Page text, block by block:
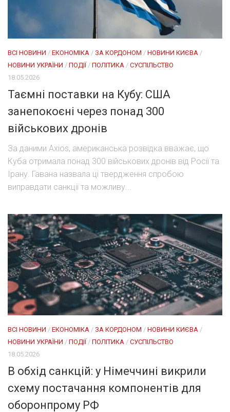
ВСІ НОВИНИ / ЕКОНОМІКА / ЗА КОРДОНОМ / НОВИНИ КИЄВА /
НОВИНИ УКРАЇНИ / ПОДІЇ / ПОЛІТИКА / СУСПІЛЬСТВО
18.05.2026
Таємні поставки на Кубу: США
занепокоєні через понад 300
військових дронів
За даними Axios, американська розвідка вважає, що
Куба отримала понад 300 військових дронів від Росії та
Ірану. Гавана назвала ці твердження спробою
виправдати санкції та можливу...
ВСІ НОВИНИ / ЕКОНОМІКА / ЗА КОРДОНОМ / НОВИНИ КИЄВА /
НОВИНИ УКРАЇНИ / ПОДІЇ/ ПОЛІТИКА / СУСПІЛЬСТВО
18.05.2026
В обхід санкцій: у Німеччині викрили
схему постачання компонентів для
оборонпрому РФ